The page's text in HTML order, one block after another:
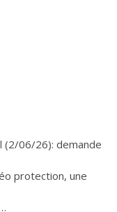
(2/06/26): demande
protection, une